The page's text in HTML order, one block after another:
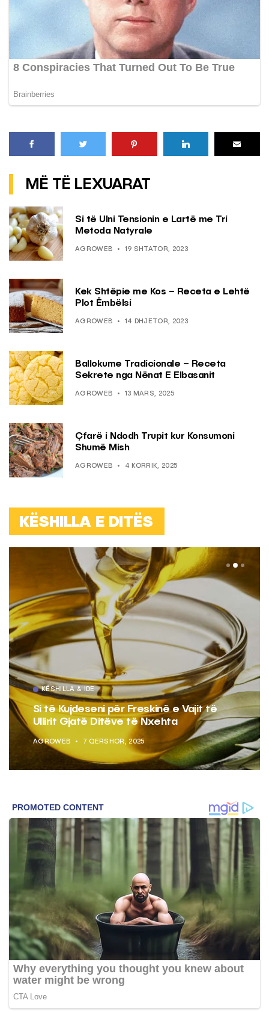
MË TË LEXUARAT
Si të Ulni Tensionin e Lartë me Tri
Metoda Natyrale
AGROWEB 19 SHTATOR, 2023
Kek Shtëpie me Kos – Receta e Lehtë
Plot Ëmbëlsi
AGROWEB 14 DHJETOR, 2023
Ballokume Tradicionale – Receta
Sekrete nga Nënat E Elbasanit
AGROWEB 13 MARS, 2025
Çfarë i Ndodh Trupit kur Konsumoni
Shumë Mish
AGROWEB 4 KORRIK, 2025
KËSHILLA E DITËS
KËSHILLA & IDE
Si të Kujdeseni për Freskinë e Vajit të
Ullirit Gjatë Ditëve të Nxehta
AGROWEB 7 QERSHOR, 2025